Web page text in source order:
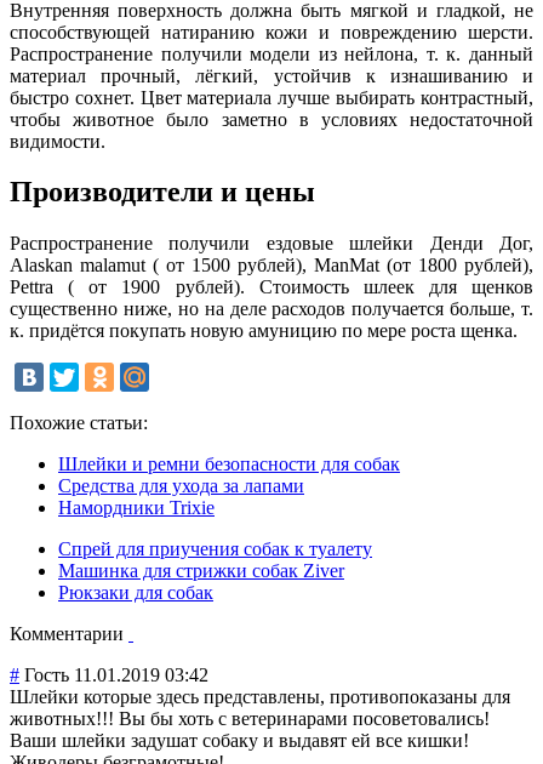
Внутренняя поверхность должна быть мягкой и гладкой, не
способствующей натиранию кожи и повреждению шерсти.
Распространение получили модели из нейлона, т. к. данный
материал прочный, лёгкий, устойчив к изнашиванию и
быстро сохнет. Цвет материала лучше выбирать контрастный,
чтобы животное было заметно в условиях недостаточной
видимости.
Производители и цены
Распространение получили ездовые шлейки Денди Дог,
Alaskan malamut ( от 1500 рублей), ManMat (от 1800 рублей),
Pettra ( от 1900 рублей). Стоимость шлеек для щенков
существенно ниже, но на деле расходов получается больше, т.
к. придётся покупать новую амуницию по мере роста щенка.
Похожие статьи:
Шлейки и ремни безопасности для собак
Средства для ухода за лапами
Намордники Trixie
Спрей для приучения собак к туалету
Машинка для стрижки собак Ziver
Рюкзаки для собак
Комментарии
# Гость 11.01.2019 03:42
Шлейки которые здесь представлены, противопоказаны для
животных!!! Вы бы хоть с ветеринарами посоветовались!
Ваши шлейки задушат собаку и выдавят ей все кишки!